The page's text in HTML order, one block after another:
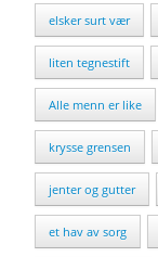
elsker surt vær
liten tegnestift
Alle menn er like
krysse grensen
jenter og gutter
et hav av sorg